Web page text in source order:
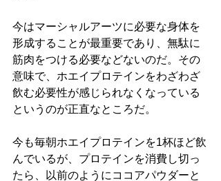
今はマーシャルアーツに必要な身体を
形成することが最重要であり、無駄に
筋肉をつける必要などないのだ。その
意味で、ホエイプロテインをわざわざ
飲む必要性が感じられなくなっている
というのが正直なところだ。
今も毎朝ホエイプロテインを1杯ほど飲
んでいるが、プロテインを消費し切っ
たら、以前のようにココアパウダーと